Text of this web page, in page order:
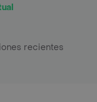
recientes